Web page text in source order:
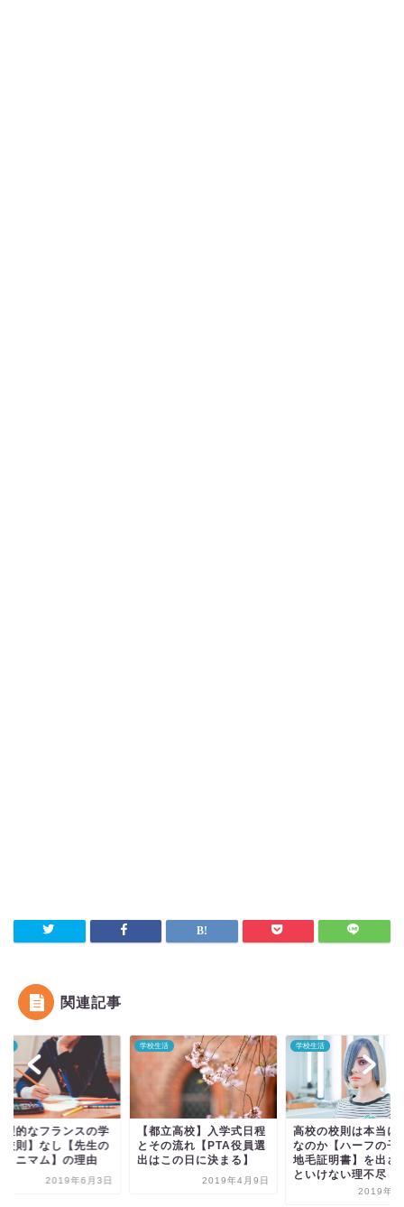
関連記事
立高校】入学式日程
の流れ【PTA役員選
この日に決まる】
2019年4月9日
学校生活
高校の校則は本当に必要
なのか【ハーフの子でも
地毛証明書】を出さない
といけない理不尽
雑記
9月入学制度導入の
ットとデメリット
2020年6